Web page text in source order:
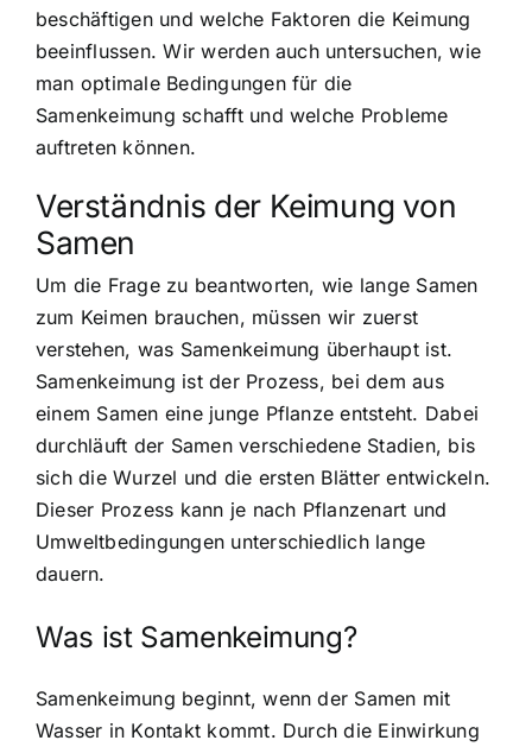
beschäftigen und welche Faktoren die Keimung
beeinflussen. Wir werden auch untersuchen, wie
man optimale Bedingungen für die
Samenkeimung schafft und welche Probleme
auftreten können.
Verständnis der Keimung von
Samen
Um die Frage zu beantworten, wie lange Samen
zum Keimen brauchen, müssen wir zuerst
verstehen, was Samenkeimung überhaupt ist.
Samenkeimung ist der Prozess, bei dem aus
einem Samen eine junge Pflanze entsteht. Dabei
durchläuft der Samen verschiedene Stadien, bis
sich die Wurzel und die ersten Blätter entwickeln.
Dieser Prozess kann je nach Pflanzenart und
Umweltbedingungen unterschiedlich lange
dauern.
Was ist Samenkeimung?
Samenkeimung beginnt, wenn der Samen mit
Wasser in Kontakt kommt. Durch die Einwirkung